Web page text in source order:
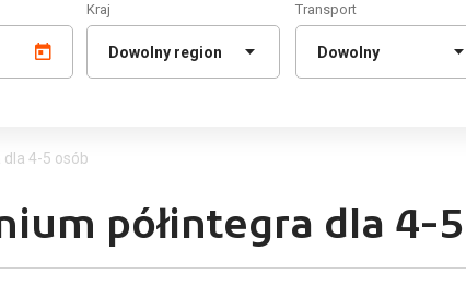
Kraj Transport
4-5 osób
półintegra dla 4-